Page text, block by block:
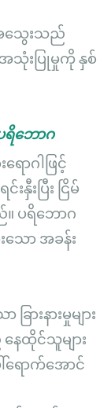
ေးသည်
အသုံးပြုမှုကို နှစ်
ရိဘောဂ
ာဂါဖြင့်
းပြီး ငြိမ်
ပရိဘောဂ
ော အခန်း
ြားနားမှုများ
ေထိုင်သူများ
ရောက်အောင်